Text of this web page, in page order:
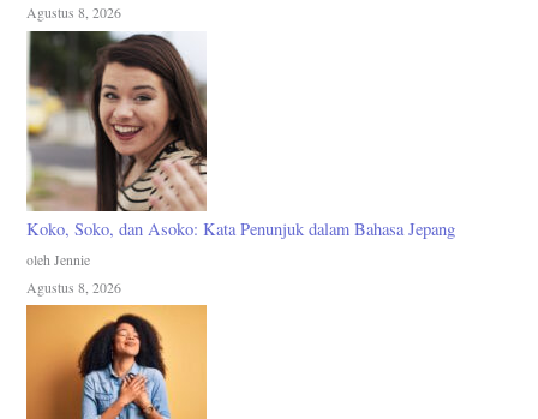
Agustus 8, 2026
Koko, Soko, dan Asoko: Kata Penunjuk dalam Bahasa Jepang
oleh Jennie
Agustus 8, 2026